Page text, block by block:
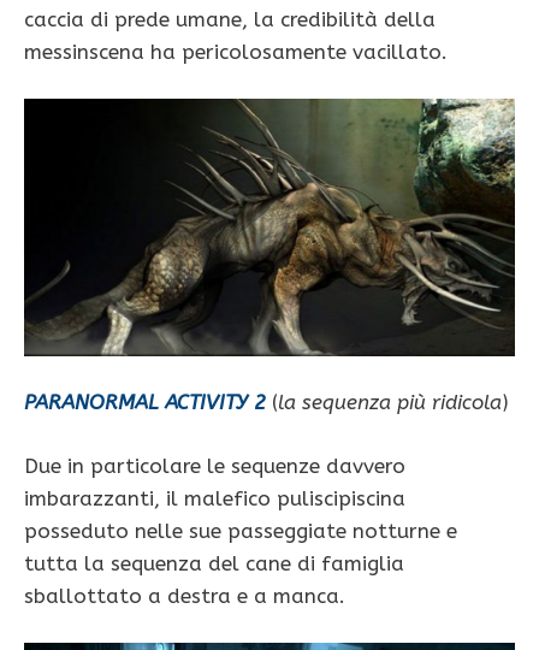
caccia di prede umane, la credibilità della
messinscena ha pericolosamente vacillato.
PARANORMAL ACTIVITY 2 (la sequenza più ridicola)
Due in particolare le sequenze davvero
imbarazzanti, il malefico puliscipiscina
posseduto nelle sue passeggiate notturne e
tutta la sequenza del cane di famiglia
sballottato a destra e a manca.